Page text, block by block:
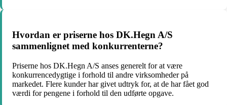
Hvordan er priserne hos DK.Hegn A/S
sammenlignet med konkurrenterne?
Priserne hos DK.Hegn A/S anses generelt for at være
konkurrencedygtige i forhold til andre virksomheder på
markedet. Flere kunder har givet udtryk for, at de har fået god
værdi for pengene i forhold til den udførte opgave.